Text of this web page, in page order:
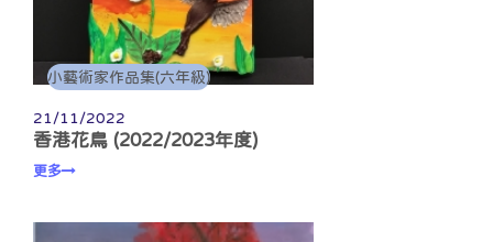
小藝術家作品集(六年級)
21/11/2022
香港花鳥 (2022/2023年度)
更多